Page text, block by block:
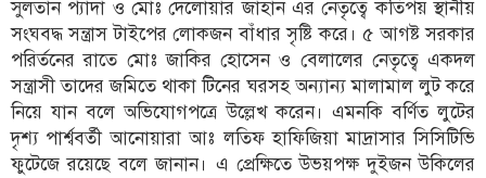
সুলতান প্যাদা ও মোঃ দেলোয়ার জাহান এর নেতৃত্বে কতিপয় স্থানীয়
সংঘবদ্ধ সন্ত্রাস টাইপের লোকজন বাঁধার সৃষ্টি করে। ৫ আগষ্ট সরকার
পরির্তনের রাতে মোঃ জাকির হোসেন ও বেলালের নেতৃত্বে একদল
সন্ত্রাসী তাদের জমিতে থাকা টিনের ঘরসহ অন্যান্য মালামাল লুট করে
নিয়ে যান বলে অভিযোগপত্রে উল্লেখ করেন। এমনকি বর্ণিত লুটের
দৃশ্য পার্শ্ববর্তী আনোয়ারা আঃ লতিফ হাফিজিয়া মাদ্রাসার সিসিটিভি
ফুটেজে রয়েছে বলে জানান। এ প্রেক্ষিতে উভয়পক্ষ দুইজন উকিলের